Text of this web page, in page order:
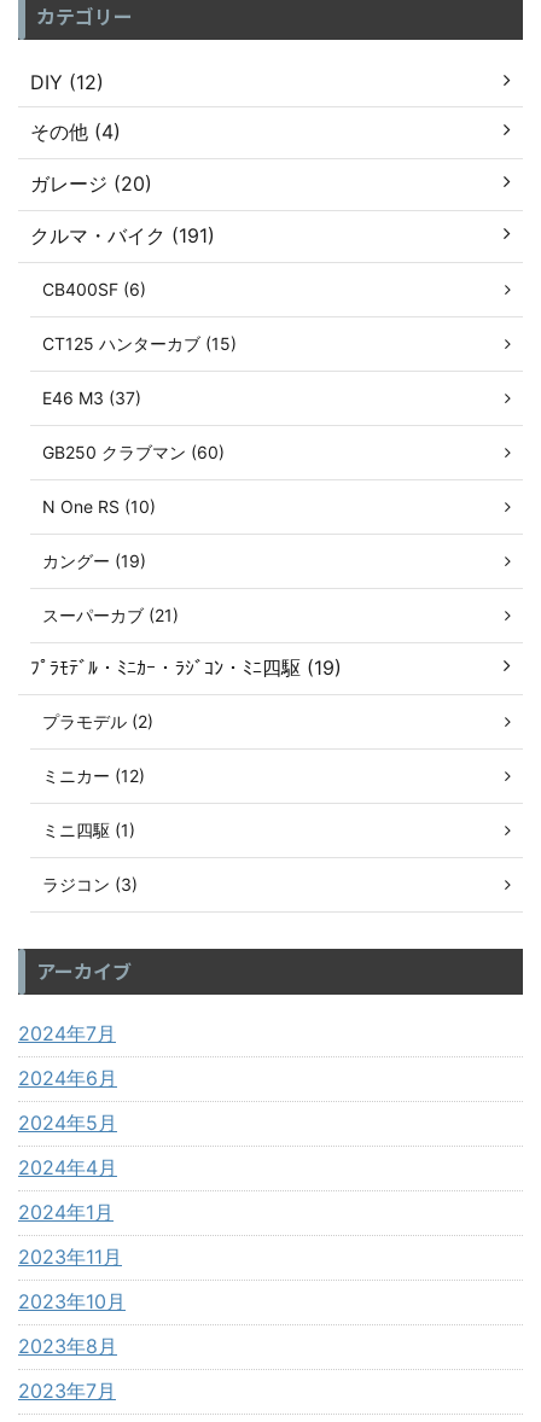
カテゴリー
DIY (12)
その他 (4)
ガレージ (20)
クルマ・バイク (191)
CB400SF (6)
CT125 ハンターカブ (15)
E46 M3 (37)
GB250 クラブマン (60)
N One RS (10)
カングー (19)
スーパーカブ (21)
ﾌﾟﾗﾓﾃﾞﾙ・ﾐﾆｶｰ・ﾗｼﾞｺﾝ・ﾐﾆ四駆 (19)
プラモデル (2)
ミニカー (12)
ミニ四駆 (1)
ラジコン (3)
アーカイブ
2024年7月
2024年6月
2024年5月
2024年4月
2024年1月
2023年11月
2023年10月
2023年8月
2023年7月